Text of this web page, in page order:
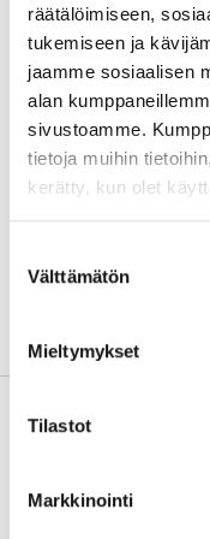
räätälöimiseen,
tukemiseen ja
jaamme sosiaalisen
alan
sivustoamme.
tietoja muihin
kerätty, kun olet
valinta
Välttämätön
Mieltymykset
Tilastot
Markkinointi